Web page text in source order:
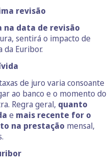
revisão
na data de revisão
sentirá o impacto de
da Euribor.
de juro varia consoante
ao banco e o momento do
Regra geral, quanto
e mais recente for o
na prestação mensal,